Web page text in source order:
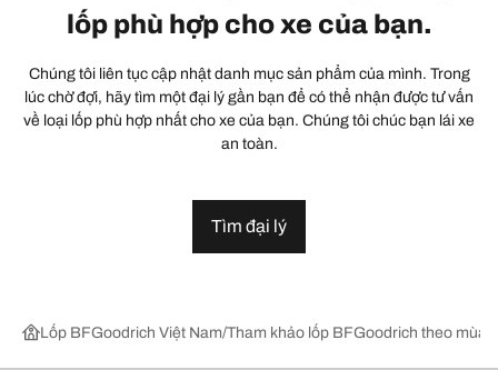
lốp phù hợp cho xe của bạn.
Chúng tôi liên tục cập nhật danh mục sản phẩm của mình. Trong
lúc chờ đợi, hãy tìm một đại lý gần bạn để có thể nhận được tư vấn
về loại lốp phù hợp nhất cho xe của bạn. Chúng tôi chúc bạn lái xe
an toàn.
Tìm đại lý
Lốp BFGoodrich Việt Nam Tham khảo lốp BFGoodrich theo